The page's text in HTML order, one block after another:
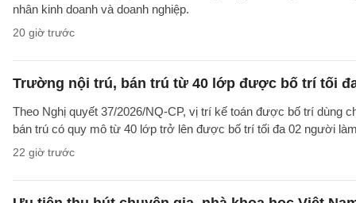
nhân kinh doanh và doanh nghiệp.
20 giờ trước
Trường nội trú, bán trú từ 40 lớp được bố trí tối
Theo Nghị quyết 37/2026/NQ-CP, vị trí kế toán được bố trí dùng
bán trú có quy mô từ 40 lớp trở lên được bố trí tối đa 02 người
22 giờ trước